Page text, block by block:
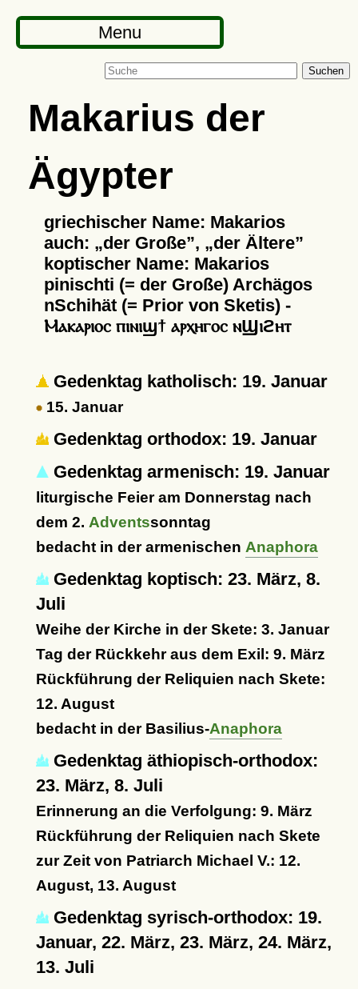
Menu
Suchen
Makarius der
Ägypter
griechischer Name: Makarios
auch:
der Große ,
der Ältere
koptischer Name: Makarios
pinischti (= der Große) Archägos
nSchihät (= Prior von Sketis) -
Ⲙⲁⲕⲁⲣⲓⲟⲥ ⲡⲓⲛⲓϣϯ ⲁⲣⲭⲏⲅⲟⲥ ⲛϢⲓϩⲏⲧ
Gedenktag katholisch: 19. Januar
15. Januar
Gedenktag orthodox: 19. Januar
Gedenktag armenisch: 19. Januar
liturgische Feier am Donnerstag nach
dem 2. Adventssonntag
bedacht in der armenischen Anaphora
Gedenktag koptisch: 23. März, 8.
Juli
Weihe der Kirche in der Skete: 3. Januar
Tag der Rückkehr aus dem Exil: 9. März
Rückführung der Reliquien nach Skete:
12. August
bedacht in der Basilius-Anaphora
Gedenktag äthiopisch-orthodox:
23. März, 8. Juli
Erinnerung an die Verfolgung: 9. März
Rückführung der Reliquien nach Skete
zur Zeit von Patriarch Michael V.: 12.
August, 13. August
Gedenktag syrisch-orthodox: 19.
Januar, 22. März, 23. März, 24. März,
13. Juli